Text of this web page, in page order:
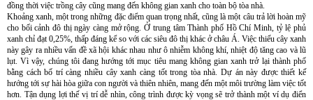
đồng thời việc trồng cây cũng mang đến không gian xanh cho toàn bộ tòa nhà.
Khoảng xanh, một trong những đặc điểm quan trọng nhất, cũng là một câu trả lời hoàn mỹ
cho bối cảnh đô thị ngày càng mở rộng. Ở trung tâm Thành phố Hồ Chí Minh, tỷ lệ phủ
xanh chỉ đạt 0,25%, thấp đáng kể so với các siêu đô thị khác ở châu Á. Việc thiếu cây xanh
này gây ra nhiều vấn đề xã hội khác nhau như ô nhiễm không khí, nhiệt độ tăng cao và lũ
lụt. Vì vậy, chúng tôi đang hướng tới mục tiêu mang không gian xanh trở lại thành phố
bằng cách bố trí càng nhiều cây xanh càng tốt trong tòa nhà. Dự án này được thiết kế
hướng tới sự hài hòa giữa con người và thiên nhiên, mang đến một môi trường làm việc tốt
hơn. Tận dụng lợi thế vị trí dễ nhìn, công trình được kỳ vọng sẽ trở thành một ví dụ điển